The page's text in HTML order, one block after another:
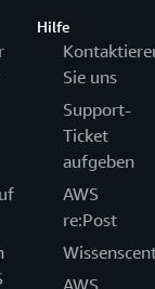
Hilfe
Sie uns
Support-
Ticket
aufgeben
AWS
re:Post